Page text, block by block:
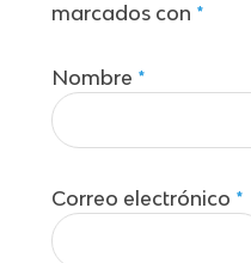
marcados con *
Nombre *
Correo electrónico *